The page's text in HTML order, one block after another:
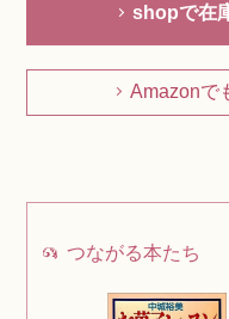
shopで在
Amazonで
つながる本たち